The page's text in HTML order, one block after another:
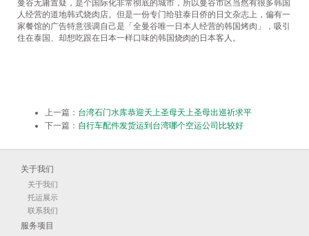
曼谷无庸置疑，是个国际化非常彻底的城市，所以曼谷市区当然有很多韩国
人经营的道地韩式烧肉店。但是一份专门给驻泰日侨的日文杂志上，偏有一
家餐馆的广告特意强调自己是「全曼谷唯一日本人经营的韩国烤肉」，吸引
住在泰国、却想吃跟在日本一样口味的韩国烧肉的日本客人。
上一篇： 台湾石门水库恭迎天上圣母天上圣母出巡祈求平
下一篇： 自行车配件发货运到台湾哪个空运公司比较好
关于我们
关于我们
托运展示
联系我们
服务项目